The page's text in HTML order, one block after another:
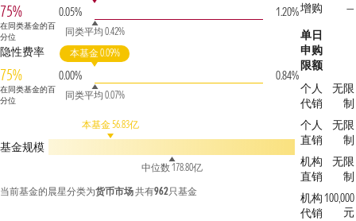
75%
在同类基金的百
分位
0.05%
同类平均 0.42%
1.20%
隐性费率
75%
在同类基金的百
分位
0.00%
本基金 0.09%
同类平均 0.07%
0.84%
基金规模
本基金 56.83亿
中位数 178.80亿
当前基金的晨星分类为货币市场共有962只基金
增购
—
单日
申购
限额
个人
代销
无限
制
个人
直销
无限
制
机构
直销
无限
制
机构
代销
100,000
元